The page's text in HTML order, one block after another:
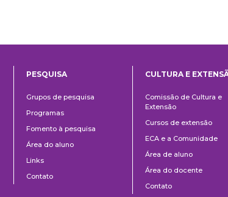
PESQUISA
Grupos de pesquisa
Programas
Fomento à pesquisa
Área do aluno
Links
Contato
e
Extensão
CULTURA E
Comissão de Cultura e
Extensão
Cursos de extensão
ECA e a Comunidade
Área de aluno
Área do docente
Contato